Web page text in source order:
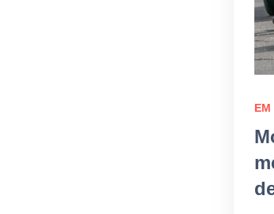
EM